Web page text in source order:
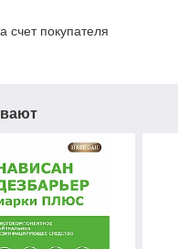
счет покупателя